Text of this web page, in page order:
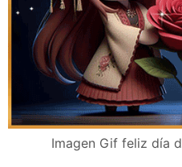
Imagen Gif feliz día